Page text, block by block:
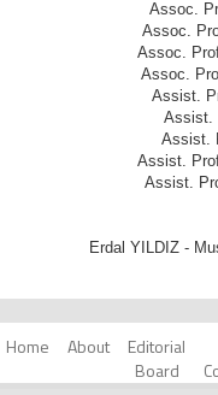
Assoc.
Assoc.
Assoc.
Assoc.
Assist.
Assist.
Assist.
Assist.
Assist.
Erdal YILDIZ -
Home About
Editorial
Board